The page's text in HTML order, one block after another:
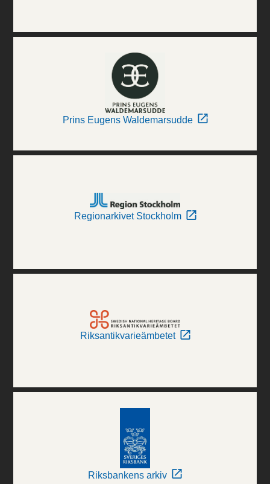
Prins Eugens Waldemarsudde
Regionarkivet Stockholm
Riksantikvarieämbetet
Riksbankens arkiv